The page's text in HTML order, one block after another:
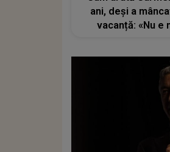
ani, deși a
vacanță: «Nu e